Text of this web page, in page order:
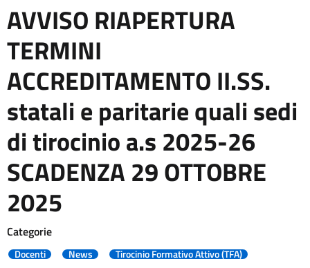
AVVISO RIAPERTURA
TERMINI
ACCREDITAMENTO II.SS.
statali e paritarie quali sedi
di tirocinio a.s 2025-26
SCADENZA 29 OTTOBRE
2025
Categorie
Docenti News Tirocinio Formativo Attivo (TFA)